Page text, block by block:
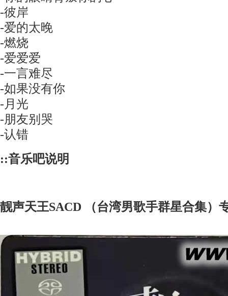
-彼岸
-爱的太晚
-燃烧
-爱爱爱
-一言难尽
-如果没有你
-月光
-朋友别哭
-认错
::音乐吧说明
靓声天王SACD （台湾男歌手群星合集）